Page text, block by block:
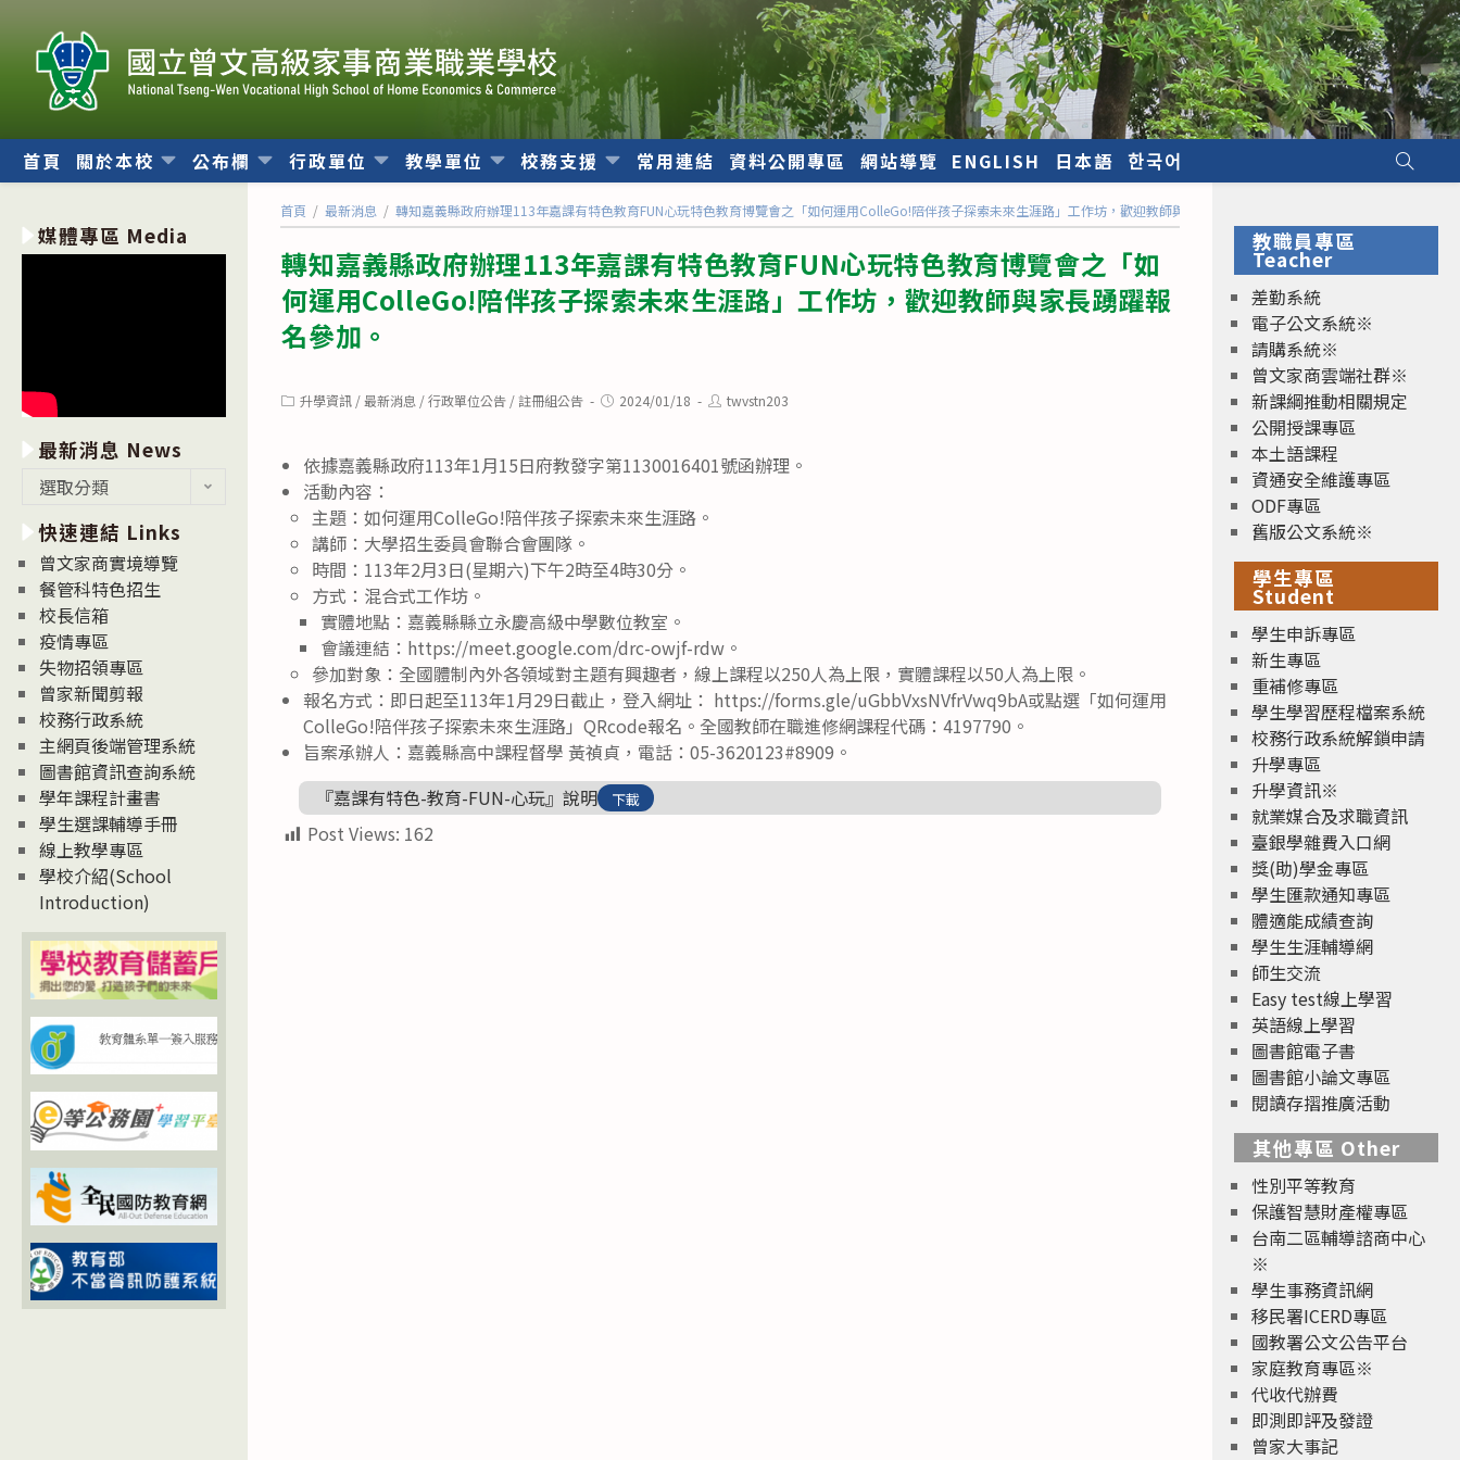
內
首頁 關於本校 公布欄 行政單位 教學單位 校務支援 常用連結 資料公開專區 網站導覽 ENGLISH 日本語 한국어
首頁 / 最新消息 / 轉知嘉義縣政府辦理113年嘉課有特色教育FUN心玩特色教育博覽會之「如何運用ColleGo!陪伴孩子探索未來生涯路」工作坊，歡迎教師與家長踴躍報名參加。
轉知嘉義縣政府辦理113年嘉課有特色教育FUN心玩特色教育博覽會之「如
何運用ColleGo!陪伴孩子探索未來生涯路」工作坊，歡迎教師與家長踴躍報
名參加。
Post升學資訊 / 最新消息 / 行政單位公告 / 註冊組公告
Post2024/01/18
Posttwvstn203
依據嘉義縣政府113年1月15日府教發字第1130016401號函辦理。
活動內容：
主題：如何運用ColleGo!陪伴孩子探索未來生涯路。
講師：大學招生委員會聯合會團隊。
時間：113年2月3日(星期六)下午2時至4時30分。
方式：混合式工作坊。
實體地點：嘉義縣縣立永慶高級中學數位教室。
會議連結：https://meet.google.com/drc-owjf-rdw。
參加對象：全國體制內外各領域對主題有興趣者，線上課程以250人為上限，實體課程以50人為上限。
報名方式：即日起至113年1月29日截止，登入網址： https://forms.gle/uGbbVxsNVfrVwq9bA或點選「如何運用
ColleGo!陪伴孩子探索未來生涯路」QRcode報名。全國教師在職進修網課程代碼：4197790。
旨案承辦人：嘉義縣高中課程督學 黃禎貞，電話：05-3620123#8909。
『嘉課有特色-教育-FUN-心玩』說明
下載
Post Views: 162
媒體專區 Media
最新消息 News
消
息
News
選取分類
快速連結 Links
曾文家商實境導覽
餐管科特色招生
校長信箱
疫情專區
失物招領專區
曾家新聞剪報
校務行政系統
主網頁後端管理系統
圖書館資訊查詢系統
學年課程計畫書
學生選課輔導手冊
線上教學專區
學校介紹(School
Introduction)
教職員專區
Teacher
差勤系統
電子公文系統※
請購系統※
曾文家商雲端社群※
新課綱推動相關規定
公開授課專區
本土語課程
資通安全維護專區
ODF專區
舊版公文系統※
學生專區
Student
學生申訴專區
新生專區
重補修專區
學生學習歷程檔案系統
校務行政系統解鎖申請
升學專區
升學資訊※
就業媒合及求職資訊
臺銀學雜費入口網
獎(助)學金專區
學生匯款通知專區
體適能成績查詢
學生生涯輔導網
師生交流
Easy test線上學習
英語線上學習
圖書館電子書
圖書館小論文專區
閱讀存摺推廣活動
其他專區 Other
性別平等教育
保護智慧財產權專區
台南二區輔導諮商中心
※
學生事務資訊網
移民署ICERD專區
國教署公文公告平台
家庭教育專區※
代收代辦費
即測即評及發證
曾家大事記